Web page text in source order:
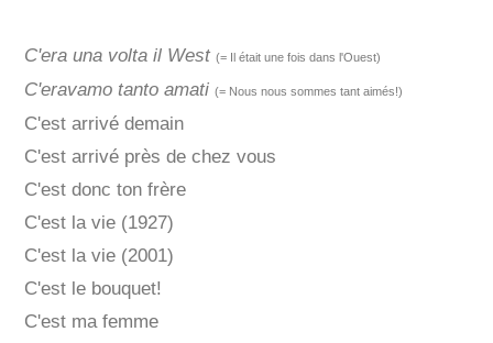
C'era una volta il West (= Il était une fois dans l'Ouest)
C'eravamo tanto amati (= Nous nous sommes tant aimés!)
C'est arrivé demain
C'est arrivé près de chez vous
C'est donc ton frère
C'est la vie (1927)
C'est la vie (2001)
C'est le bouquet!
C'est ma femme